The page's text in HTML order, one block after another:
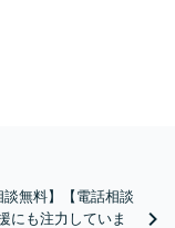
談無料】【電話相談
にも注力していま